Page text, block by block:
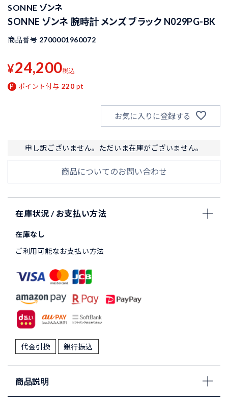
SONNE ゾンネ
SONNE ゾンネ 腕時計 メンズ ブラック N029PG-BK
商品番号 2700001960072
¥24,200税込
ポイント付与 220 pt
お気に入りに登録する
申し訳ございません。ただいま在庫がございません。
商品についてのお問い合わせ
在庫状況 / お支払い方法
在庫なし
ご利用可能なお支払い方法
代金引換 銀行振込
商品説明